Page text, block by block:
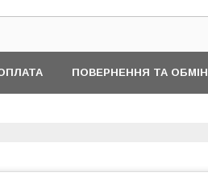
ПОВЕРНЕННЯ ТА ОБМІН